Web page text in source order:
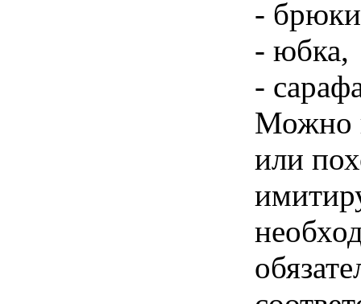
-
- юбка,
-
Можно
или